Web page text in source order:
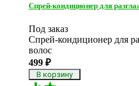
Спрей-кондиционер для
Под заказ
Спрей-кондиционер для
волос
499 ₽